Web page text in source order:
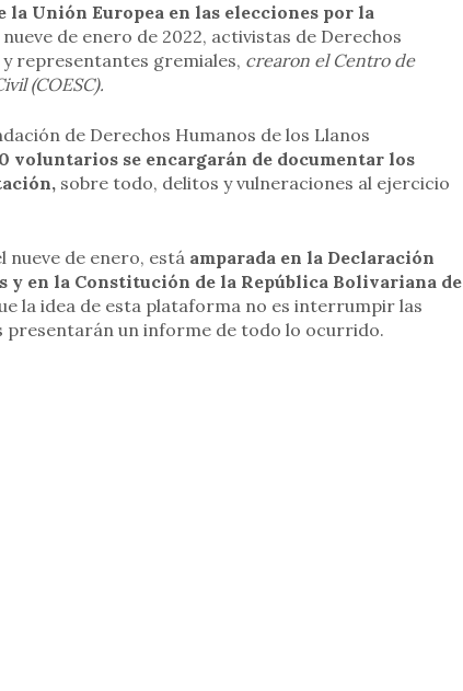
la Unión Europea en las elecciones por la
de enero de 2022, activistas de Derechos
representantes gremiales, crearon el Centro de
(COESC).
de Derechos Humanos de los Llanos
voluntarios se encargarán de documentar los
sobre todo, delitos y vulneraciones al ejercicio
de enero, está amparada en la Declaración
y en la Constitución de la República Bolivariana de
la idea de esta plataforma no es interrumpir las
presentarán un informe de todo lo ocurrido.